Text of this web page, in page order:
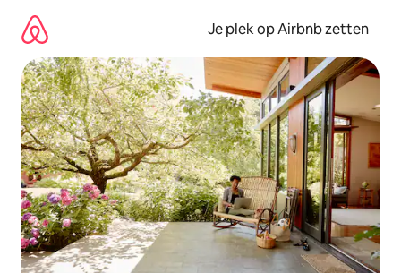
direct
naar
inhoud
Je plek op Airbnb zetten